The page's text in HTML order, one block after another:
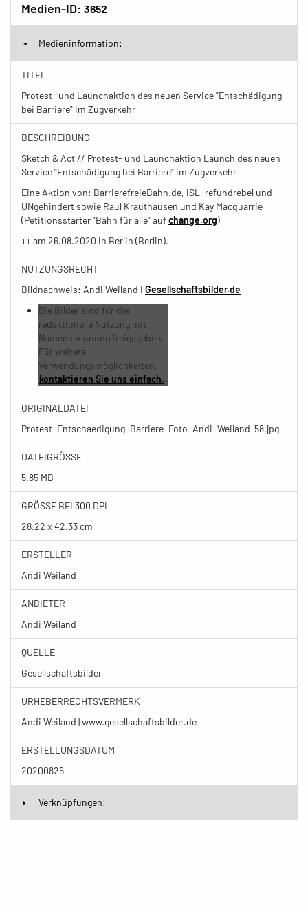
Medien-ID: 3652
Medieninformation:
TITEL
Protest- und Launchaktion des neuen Service "Entschädigung
bei Barriere" im Zugverkehr
BESCHREIBUNG
Sketch & Act // Protest- und Launchaktion Launch des neuen
Service "Entschädigung bei Barriere" im Zugverkehr
Eine Aktion von: BarrierefreieBahn.de, ISL, refundrebel und
UNgehindert sowie Raul Krauthausen und Kay Macquarrie
(Petitionsstarter "Bahn für alle" aufchange.org)
++ am 26.08.2020 in Berlin (Berlin).
NUTZUNGSRECHT
Bildnachweis: Andi Weiland I Gesellschaftsbilder.de
Die Bilder sind für die
redaktionelle Nutzung mit
Namensnennung freigegeben.
Für weitere
Verwendungsmöglichkeiten,
kontaktieren Sie uns einfach.
ORIGINALDATEI
Protest_Entschaedigung_Barriere_Foto_Andi_Weiland-58.jpg
DATEIGRÖSSE
5.85 MB
GRÖSSE BEI 300 DPI
28.22 x 42.33 cm
ERSTELLER
Andi Weiland
ANBIETER
Andi Weiland
QUELLE
Gesellschaftsbilder
URHEBERRECHTSVERMERK
Andi Weiland | www.gesellschaftsbilder.de
ERSTELLUNGSDATUM
20200826
Verknüpfungen: